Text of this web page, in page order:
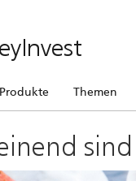
Produkte Themen